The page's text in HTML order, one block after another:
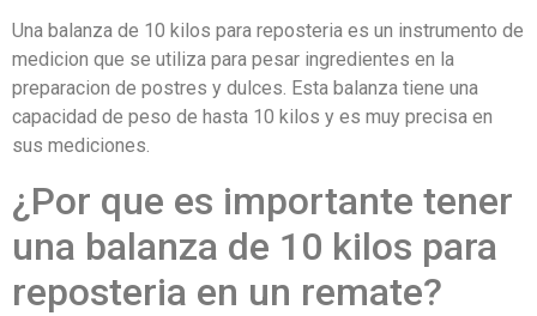
Una balanza de 10 kilos para reposteria es un instrumento de
medicion que se utiliza para pesar ingredientes en la
preparacion de postres y dulces. Esta balanza tiene una
capacidad de peso de hasta 10 kilos y es muy precisa en
sus mediciones.
¿Por que es importante tener
una balanza de 10 kilos para
reposteria en un remate?